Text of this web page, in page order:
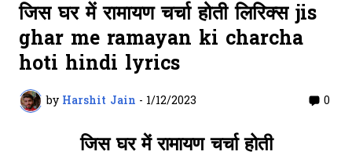
जिस घर में रामायण चर्चा होती लिरिक्स jis
ghar me ramayan ki charcha
hoti hindi lyrics
by Harshit Jain - 1/12/2023 0
जिस घर में रामायण चर्चा होती